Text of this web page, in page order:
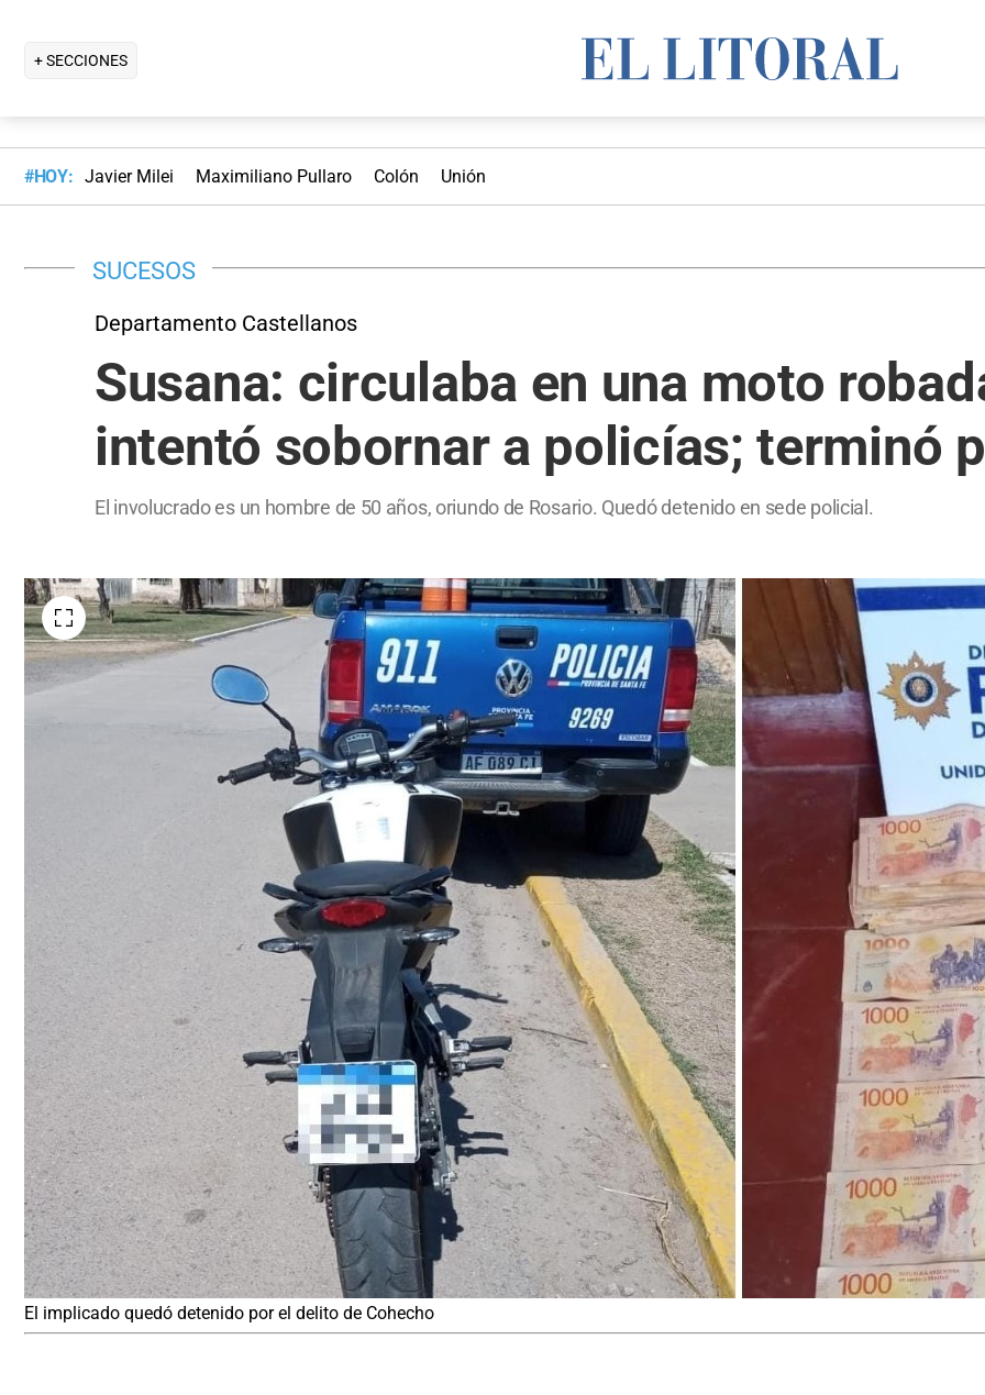
+ SECCIONES
#HOY: Javier Milei Maximiliano Pullaro Colón Unión
SUCESOS
Departamento Castellanos
Susana: circulaba en una moto
intentó sobornar a policías; terminó
El involucrado es un hombre de 50 años, oriundo de Rosario. Quedó detenido en sede policial.
El implicado quedó detenido por el delito de Cohecho